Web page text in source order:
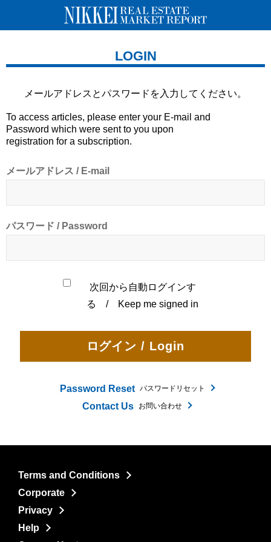
LOGIN
メールアドレスとパスワードを 入力してください。
To access articles, please enter your E-mail and
Password which were sent to you upon
registration for a subscription.
メールアドレス / E-mail
パスワード / Password
次回から自動ログインす
る / Keep me signed in
Password Reset パスワードリセット
Contact Us お問い合わせ
Terms and Conditions
Corporate
Privacy
Help